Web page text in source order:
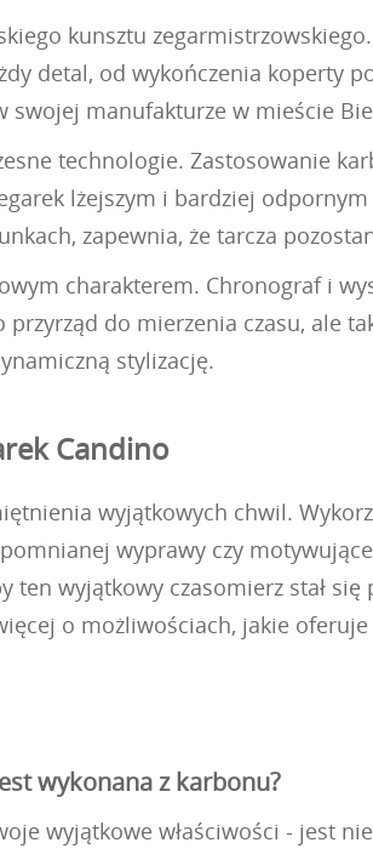
kunsztu
detal, od wykończenia koperty
swojej manufakturze w mieście
technologie. Zastosowanie
lżejszym i bardziej
zapewnia, że tarcza
charakterem. Chronograf i
do mierzenia czasu, ale
stylizację.
Candino
wyjątkowych chwil.
wyprawy czy
ten wyjątkowy czasomierz stał
o możliwościach, jakie oferuje
wykonana z karbonu?
wyjątkowe właściwości - jest